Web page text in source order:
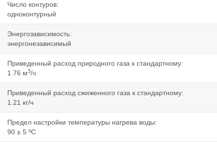
Число контуров:
одноконтурный
Энергозависимость:
энергонезависимый
Приведенный расход природного газа к стандартному:
1.76 м3/ч
Приведенный расход сжиженного газа к стандартному:
1.21 кг/ч
Предел настройки температуры нагрева воды:
90 ± 5 ºС